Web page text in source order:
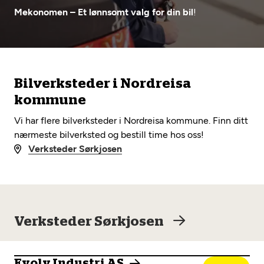
Diagnose/Feilsøking
Mekonomen Bilkonto
Les mer
Fritt verkstedvalg
Nybilgaranti og fabrikkgaranti
Opprett en konto
Mekonomen – Et lønnsomt valg for din bil!
Bilverksteder i Nordreisa
kommune
Vi har flere bilverksteder i Nordreisa kommune. Finn ditt
nærmeste bilverksted og bestill time hos oss!
Verksteder Sørkjosen
Verksteder Sørkjosen